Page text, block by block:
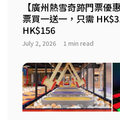
【廣州熱雪奇跡門票優
票買一送一，只需
HK$156
July 2, 2026 1 min read